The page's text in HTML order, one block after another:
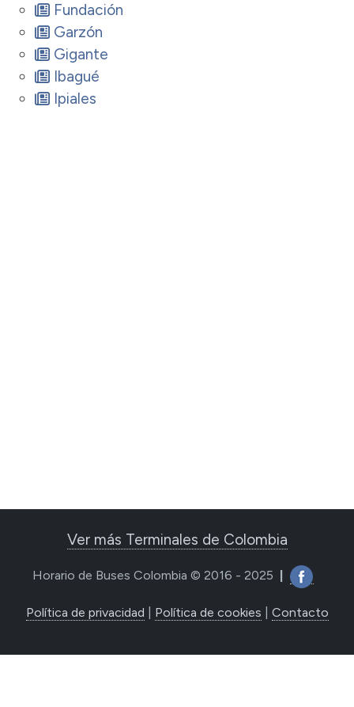
Fundación
Garzón
Gigante
Ibagué
Ipiales
Ver más Terminales de Colombia
Horario de Buses Colombia © 2016 - 2025
Política de privacidad Política de cookies Contacto